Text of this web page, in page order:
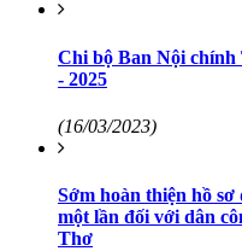
Chi bộ Ban Nội chính
- 2025
(16/03/2023)
Sớm hoàn thiện hồ
một lần đối với dân
Thơ